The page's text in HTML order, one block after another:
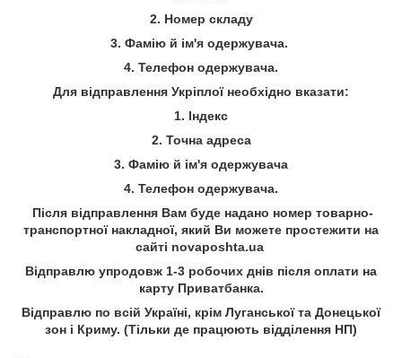
2. Номер складу
3. Фамію й ім'я одержувача.
4. Телефон одержувача.
Для відправлення Укріплої необхідно вказати:
1. Індекс
2. Точна адреса
3. Фамію й ім'я одержувача
4. Телефон одержувача.
Після відправлення Вам буде надано номер товарно-
транспортної накладної, який Ви можете простежити на
сайті novaposhta.ua
Відправлю упродовж 1-3 робочих днів після оплати на
карту Приватбанка.
Відправлю по всій Україні, крім Луганської та Донецької
зон і Криму. (Тільки де працюють відділення НП)